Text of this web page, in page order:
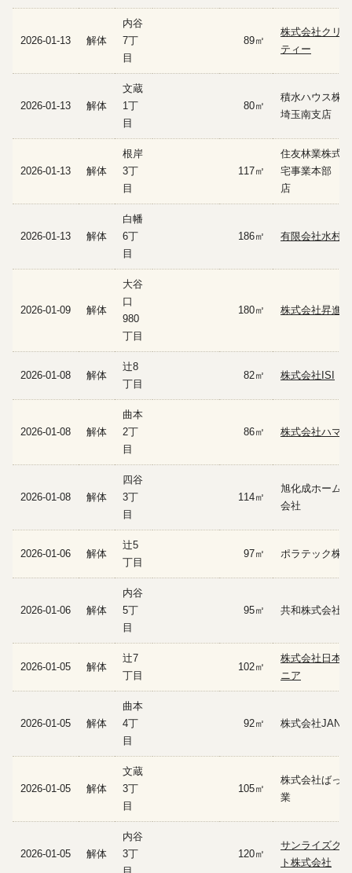
2026-01-13 解体
内谷
7丁
目
89㎡
株式会社クリ
ティー
2026-01-13 解体
文蔵
1丁
目
80㎡
積水ハウス株
埼玉南支店
2026-01-13 解体
根岸
3丁
目
117㎡
住友林業株式
宅事業本部
店
2026-01-13 解体
白幡
6丁
目
186㎡ 有限会社水村
2026-01-09 解体
大谷
口
980
丁目
180㎡ 株式会社昇進
2026-01-08 解体
辻8
丁目
82㎡ 株式会社ISI
2026-01-08 解体
曲本
2丁
目
86㎡ 株式会社ハマ
2026-01-08 解体
四谷
3丁
目
114㎡
旭化成ホーム
会社
2026-01-06 解体
辻5
丁目
97㎡ ポラテック株
2026-01-06 解体
内谷
5丁
目
95㎡ 共和株式会社
2026-01-05 解体
辻7
丁目
102㎡
株式会社日本
ニア
2026-01-05 解体
曲本
4丁
目
92㎡ 株式会社JAN
2026-01-05 解体
文蔵
3丁
目
105㎡
株式会社ばっ
業
2026-01-05 解体
内谷
3丁
120㎡
サンライズク
ト株式会社